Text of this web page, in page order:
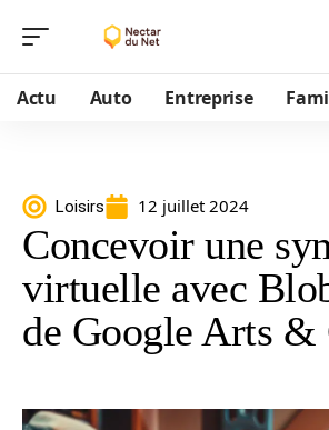
Actu Auto Entreprise
Loisirs 12 juillet 2024
Concevoir une
virtuelle avec
de Google Arts &